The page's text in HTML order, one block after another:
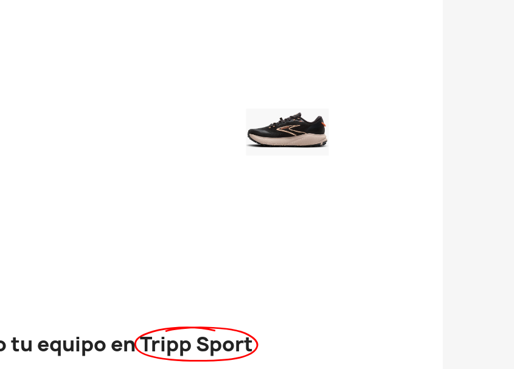
tu equipo enTripp Sport